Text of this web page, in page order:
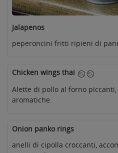
Jalapenos
peperoncini fritti ripieni di
Chicken wings thai
Alette di pollo al forno
aromatiche.
Onion panko rings
anelli di cipolla croccanti,